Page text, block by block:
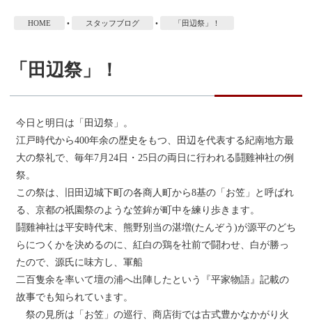
HOME • スタッフブログ • 「田辺祭」！
「田辺祭」！
今日と明日は「田辺祭」。
江戸時代から400年余の歴史をもつ、田辺を代表する紀南地方最
大の祭礼で、毎年7月24日・25日の両日に行われる鬪雞神社の例
祭。
この祭は、旧田辺城下町の各商人町から8基の「お笠」と呼ばれ
る、京都の祇園祭のような笠鉾が町中を練り歩きます。
鬪雞神社は平安時代末、熊野別当の湛増(たんぞう)が源平のどち
らにつくかを決めるのに、紅白の鶏を社前で闘わせ、白が勝っ
たので、源氏に味方し、軍船
二百隻余を率いて壇の浦へ出陣したという『平家物語』記載の
故事でも知られています。
祭の見所は「お笠」の巡行、商店街では古式豊かなかがり火